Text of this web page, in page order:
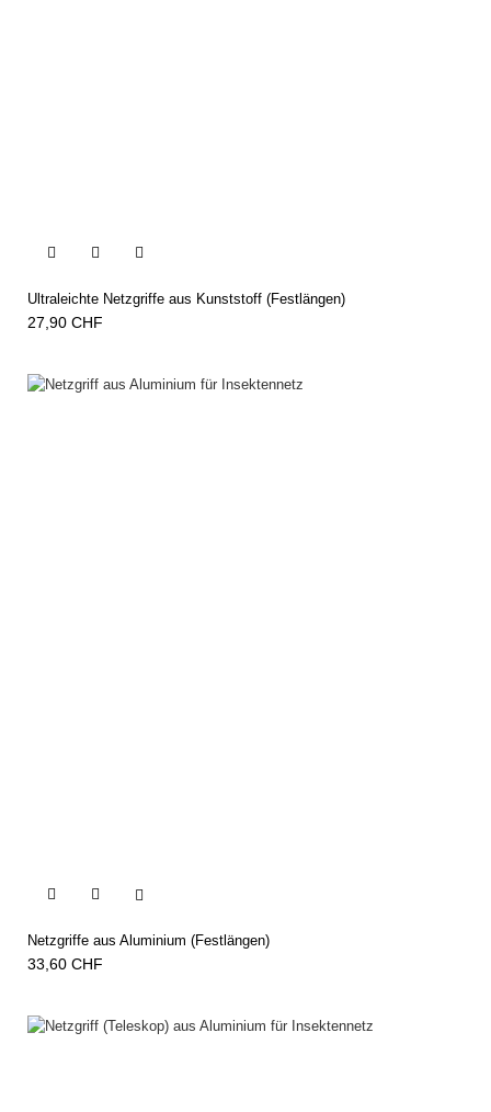
 
Ultraleichte Netzgriffe aus Kunststoff (Festlängen)
27,90 CHF
 
Netzgriffe aus Aluminium (Festlängen)
33,60 CHF